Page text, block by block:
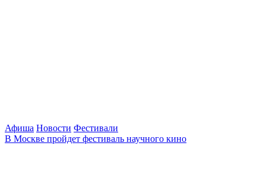
Афиша Новости Фестивали
В Москве пройдет фестиваль научного кино